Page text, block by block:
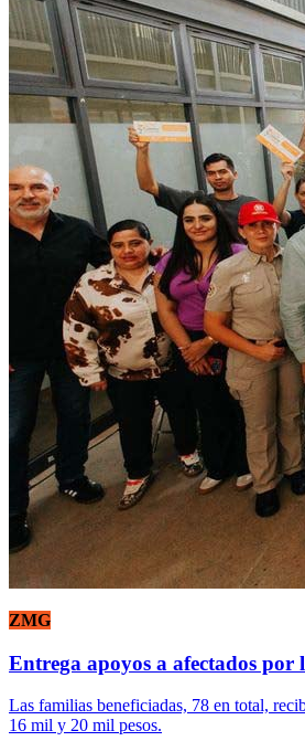
ZMG
Entrega apoyos a afectados por
Las familias beneficiadas, 78 en total,
16 mil y 20 mil pesos.